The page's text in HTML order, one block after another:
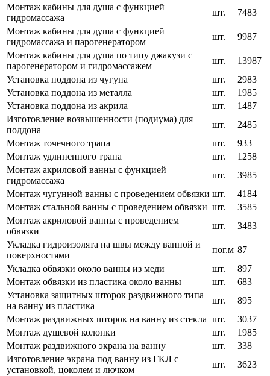
Монтаж кабины для душа с функцией
гидромассажа
шт.
7483
Монтаж кабины для душа с функцией
гидромассажа и парогенератором
шт.
9987
Монтаж кабины для душа по типу джакузи с
парогенератором и гидромассажем
шт.
13987
Установка поддона из чугуна
шт.
2983
Установка поддона из металла
шт.
1985
Установка поддона из акрила
шт.
1487
Изготовление возвышенности (подиума) для
поддона
шт.
2485
Монтаж точечного трапа
шт.
933
Монтаж удлиненного трапа
шт.
1258
Монтаж акриловой ванны с функцией
гидромассажа
шт.
3985
Монтаж чугунной ванны с проведением обвязки шт.
4184
Монтаж стальной ванны с проведением обвязки шт.
3585
Монтаж акриловой ванны с проведением
обвязки
шт.
3483
Укладка гидроизолята на швы между ванной и
поверхностями
пог.м 87
Укладка обвязки около ванны из меди
шт.
897
Монтаж обвязки из пластика около ванны
шт.
683
Установка защитных шторок раздвижного типа
на ванну из пластика
шт.
895
Монтаж раздвижных шторок на ванну из стекла шт.
3037
Монтаж душевой колонки
шт.
1985
Монтаж раздвижного экрана на ванну
шт.
338
Изготовление экрана под ванну из ГКЛ с
установкой, цоколем и лючком
шт.
3623